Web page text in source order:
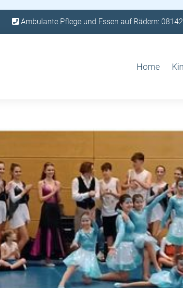
Ambulante Pflege und Essen auf Rädern:
Home